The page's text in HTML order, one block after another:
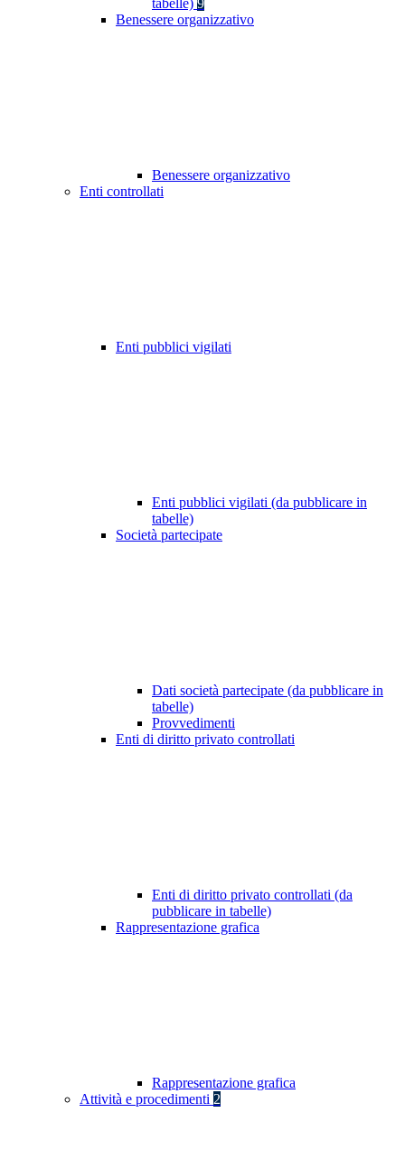
tabelle) 9
Benessere organizzativo
Benessere organizzativo
Enti controllati
Enti pubblici vigilati
Enti pubblici vigilati (da pubblicare in
tabelle)
Società partecipate
Dati società partecipate (da pubblicare in
tabelle)
Provvedimenti
Enti di diritto privato controllati
Enti di diritto privato controllati (da
pubblicare in tabelle)
Rappresentazione grafica
Rappresentazione grafica
Attività e procedimenti 2